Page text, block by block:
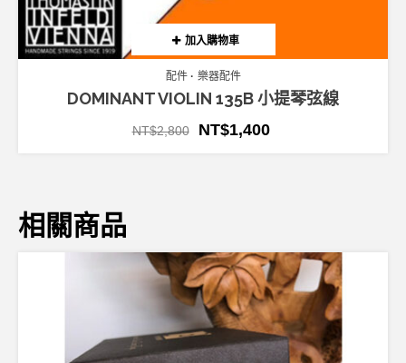
加入購物車
配件 樂器配件
DOMINANT VIOLIN 135B 小提琴弦線
NT$2,800 NT$1,400
相關商品